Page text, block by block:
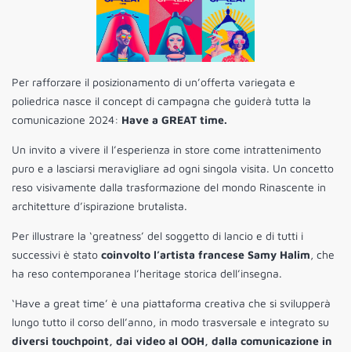
Per rafforzare il posizionamento di un’offerta variegata e
poliedrica nasce il concept di campagna che guiderà tutta la
comunicazione 2024: Have a GREAT time.
Un invito a vivere il l’esperienza in store come intrattenimento
puro e a lasciarsi meravigliare ad ogni singola visita. Un concetto
reso visivamente dalla trasformazione del mondo Rinascente in
architetture d’ispirazione brutalista.
Per illustrare la ‘greatness’ del soggetto di lancio e di tutti i
successivi è stato coinvolto l’artista francese Samy Halim, che
ha reso contemporanea l’heritage storica dell’insegna.
‘Have a great time’ è una piattaforma creativa che si svilupperà
lungo tutto il corso dell’anno, in modo trasversale e integrato su
diversi touchpoint, dai video al OOH, dalla comunicazione in